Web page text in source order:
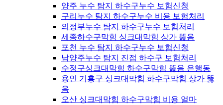
양주 누수 탐지 하수구누수 보험신청
구리누수 탐지 하수구누수 비용 보험처리
의정부누수 탐지 하수구누수 보험처리
세종하수구막힘 싱크대막힘 상가 뚫음
포천 누수 탐지 하수구누수 보험신청
남양주누수 탐지 진접 하수구 보험처리
수정구싱크대막힘 하수구막힘 뚫음 은행동
용인 기흥구 싱크대막힘 하수구막힘 상가 뚫
음
오산 싱크대막힘 하수구막힘 비용 얼마